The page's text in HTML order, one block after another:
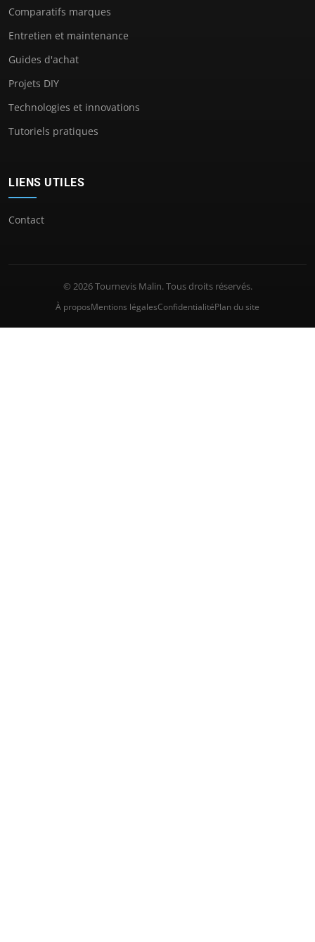
Comparatifs marques
Entretien et maintenance
Guides d'achat
Projets DIY
Technologies et innovations
Tutoriels pratiques
LIENS UTILES
Contact
© 2026 Tournevis Malin. Tous droits réservés.
À proposMentions légalesConfidentialitéPlan du site